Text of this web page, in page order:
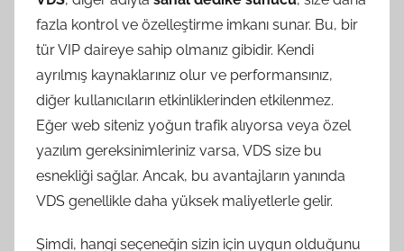
fazla kontrol ve özelleştirme imkanı sunar. Bu, bir
tür VIP daireye sahip olmanız gibidir. Kendi
ayrılmış kaynaklarınız olur ve performansınız,
diğer kullanıcıların etkinliklerinden etkilenmez.
Eğer web siteniz yoğun trafik alıyorsa veya özel
yazılım gereksinimleriniz varsa, VDS size bu
esnekliği sağlar. Ancak, bu avantajların yanında
VDS genellikle daha yüksek maliyetlerle gelir.
Şimdi, hangi seçeneğin sizin için uygun olduğunu